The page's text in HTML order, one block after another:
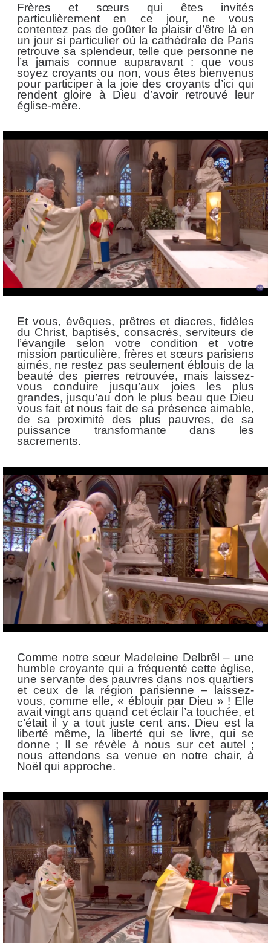
Frères et sœurs qui êtes invités
particulièrement en ce jour, ne vous
contentez pas de goûter le plaisir d’être là en
un jour si particulier où la cathédrale de Paris
retrouve sa splendeur, telle que personne ne
l’a jamais connue auparavant : que vous
soyez croyants ou non, vous êtes bienvenus
pour participer à la joie des croyants d’ici qui
rendent gloire à Dieu d’avoir retrouvé leur
église-mère.
Et vous, évêques, prêtres et diacres, fidèles
du Christ, baptisés, consacrés, serviteurs de
l’évangile selon votre condition et votre
mission particulière, frères et sœurs parisiens
aimés, ne restez pas seulement éblouis de la
beauté des pierres retrouvée, mais laissez-
vous conduire jusqu’aux joies les plus
grandes, jusqu’au don le plus beau que Dieu
vous fait et nous fait de sa présence aimable,
de sa proximité des plus pauvres, de sa
puissance transformante dans les
sacrements.
Comme notre sœur Madeleine Delbrêl – une
humble croyante qui a fréquenté cette église,
une servante des pauvres dans nos quartiers
et ceux de la région parisienne – laissez-
vous, comme elle, « éblouir par Dieu » ! Elle
avait vingt ans quand cet éclair l’a touchée, et
c’était il y a tout juste cent ans. Dieu est la
liberté même, la liberté qui se livre, qui se
donne ; Il se révèle à nous sur cet autel ;
nous attendons sa venue en notre chair, à
Noël qui approche.